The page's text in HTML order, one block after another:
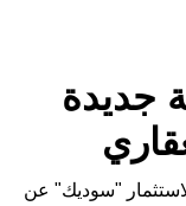
جديدة
"سوديك" عن